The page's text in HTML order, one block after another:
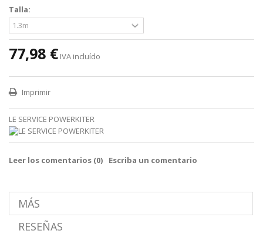
Talla:
77,98 € IVA incluído
Imprimir
LE SERVICE POWERKITER
Leer los comentarios (0) Escriba un comentario
MÁS
RESEÑAS